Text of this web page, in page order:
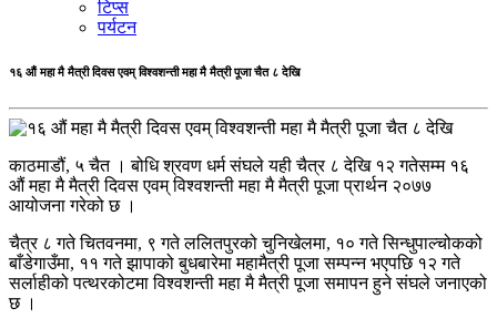
टिप्स
पर्यटन
१६ औं महा मै मैत्री दिवस एवम् विश्वशन्ती महा मै मैत्री पूजा चैत ८ देखि
काठमाडौं, ५ चैत । बोधि श्रवण धर्म संघले यही चैत्र ८ देखि १२ गतेसम्म १६
औं महा मै मैत्री दिवस एवम् विश्वशन्ती महा मै मैत्री पूजा प्रार्थन २०७७
आयोजना गरेको छ ।
चैत्र ८ गते चितवनमा, ९ गते ललितपुरको चुनिखेलमा, १० गते सिन्धुपाल्चोकको
बाँडेगाउँमा, ११ गते झापाको बुधबारेमा महामैत्री पूजा सम्पन्न भएपछि १२ गते
सर्लाहीको पत्थरकोटमा विश्वशन्ती महा मै मैत्री पूजा समापन हुने संघले जनाएको
छ ।